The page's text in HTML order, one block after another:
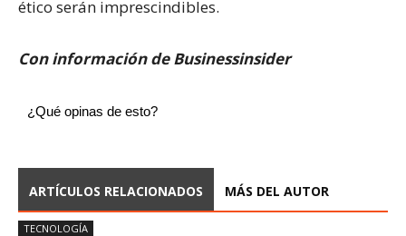
ético serán imprescindibles.
Con información de Businessinsider
¿Qué opinas de esto?
ARTÍCULOS RELACIONADOS MÁS DEL AUTOR
TECNOLOGÍA